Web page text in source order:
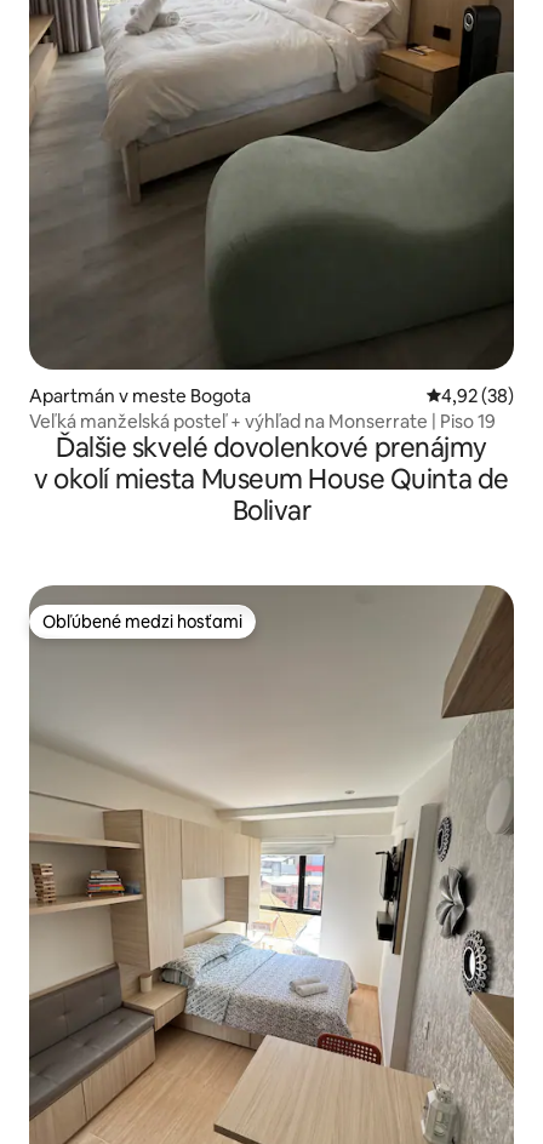
Apartmán v meste Bogota Priemerné
4,92 (38)
Veľká manželská posteľ + výhľad na Monserrate | Piso 19
Ďalšie skvelé dovolenkové prenájmy
v okolí miesta Museum House Quinta de
Bolivar
Obľúbené medzi hosťami
Obľúbené medzi hosťami